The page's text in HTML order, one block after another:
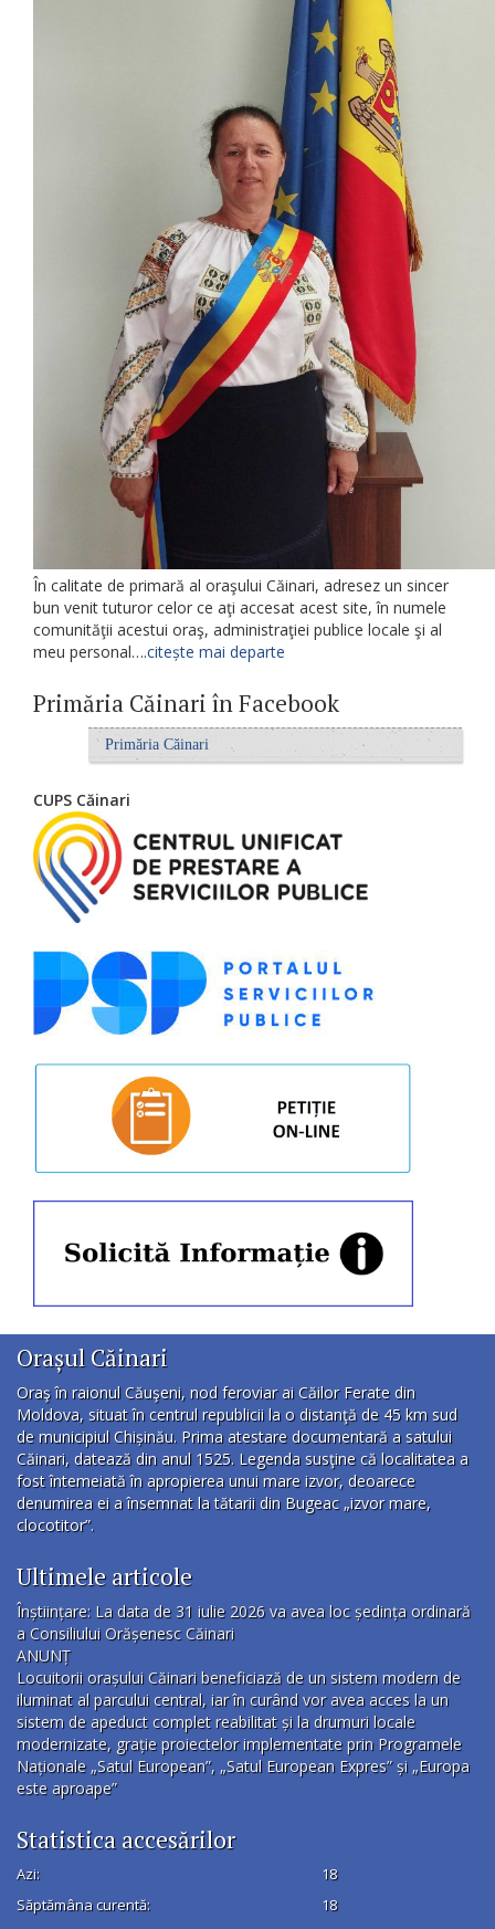
În calitate de primară al oraşului Căinari, adresez un sincer
bun venit tuturor celor ce aţi accesat acest site, în numele
comunităţii acestui oraş, administraţiei publice locale şi al
meu personal….citește mai departe
Primăria Căinari în Facebook
Primăria Căinari
CUPS Căinari
Orașul Căinari
Oraş în raionul Căuşeni, nod feroviar ai Căilor Ferate din
Moldova, situat în centrul republicii la o distanţă de 45 km sud
de municipiul Chișinău. Prima atestare documentară a satului
Căinari, datează din anul 1525. Legenda susţine că localitatea a
fost întemeiată în apropierea unui mare izvor, deoarece
denumirea ei a însemnat la tătarii din Bugeac „izvor mare,
clocotitor”.
Ultimele articole
Înștiințare: La data de 31 iulie 2026 va avea loc ședința ordinară
a Consiliului Orășenesc Căinari
ANUNȚ
Locuitorii orașului Căinari beneficiază de un sistem modern de
iluminat al parcului central, iar în curând vor avea acces la un
sistem de apeduct complet reabilitat și la drumuri locale
modernizate, grație proiectelor implementate prin Programele
Naționale „Satul European”, „Satul European Expres” și „Europa
este aproape”
Statistica accesărilor
Azi:
18
Săptămâna curentă:
18